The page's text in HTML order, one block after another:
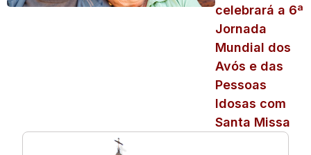
celebrará a 6ª
Jornada
Mundial dos
Avós e das
Pessoas
Idosas com
Santa Missa